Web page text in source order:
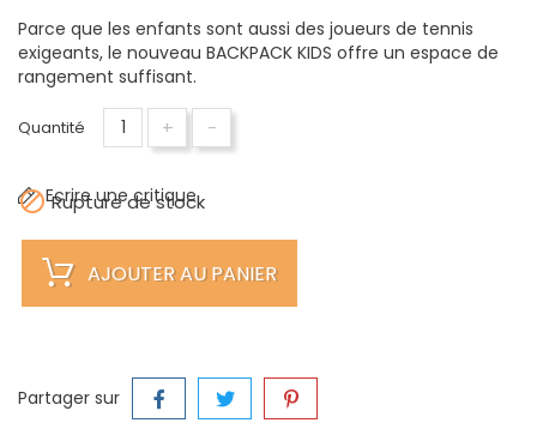
Parce que les enfants sont aussi des joueurs de tennis
exigeants, le nouveau BACKPACK KIDS offre un espace de
rangement suffisant.
Quantité + -
Ecrire une critique
Rupture de stock
AJOUTER AU PANIER
Partager sur